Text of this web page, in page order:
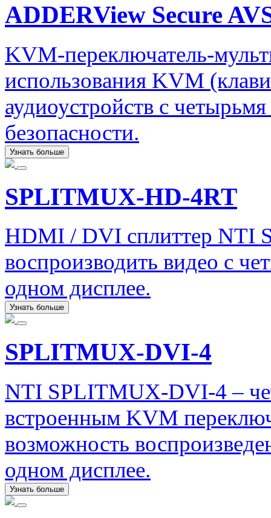
ADDERView Secure
KVM-переключатель-
использования KVM
аудиоустройств с
безопасности.
Узнать больше
SPLITMUX-HD-4RT
HDMI / DVI сплиттер NTI
воспроизводить видео с
одном дисплее.
Узнать больше
SPLITMUX-DVI-4
NTI SPLITMUX-DVI-4 –
встроенным KVM
возможность
одном дисплее.
Узнать больше